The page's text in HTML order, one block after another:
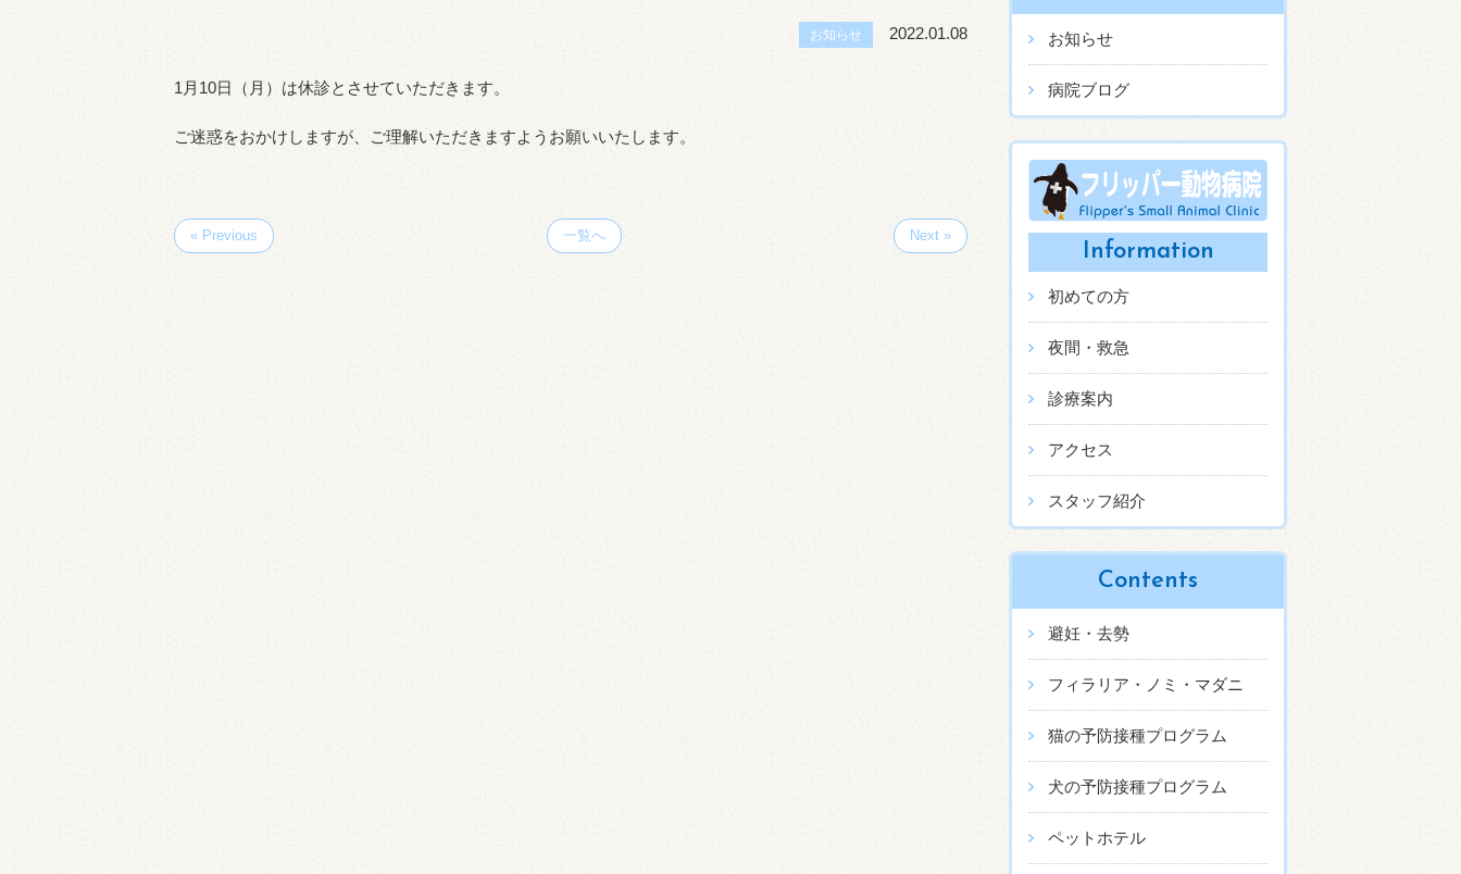
お知らせ 2022.01.08
1月10日（月）は休診とさせていただきます。
ご迷惑をおかけしますが、ご理解いただきますようお願いいたします。
« Previous 一覧へ Next »
お知らせ
病院ブログ
Information
初めての方
夜間・救急
診療案内
アクセス
スタッフ紹介
Contents
避妊・去勢
フィラリア・ノミ・マダニ
猫の予防接種プログラム
犬の予防接種プログラム
ペットホテル